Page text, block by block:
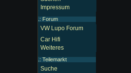
Impressum
.: Forum
VW Lupo Forum
Car Hifi
Weiteres
.: Teilemarkt
Suche